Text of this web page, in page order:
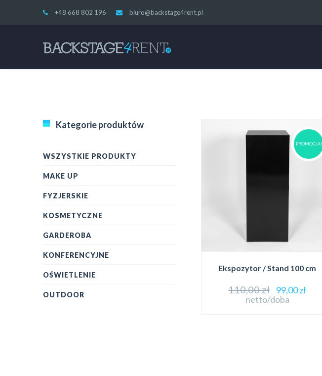
+48 668 802 196 biuro@backstage4rent.pl
PROMOCJA!
Ekspozytor / Stand 100 cm
110,00zł 99,00zł
netto/doba
Kategorie produktów
WSZYSTKIE PRODUKTY
MAKE UP
FYZJERSKIE
KOSMETYCZNE
GARDEROBA
KONFERENCYJNE
OŚWIETLENIE
OUTDOOR